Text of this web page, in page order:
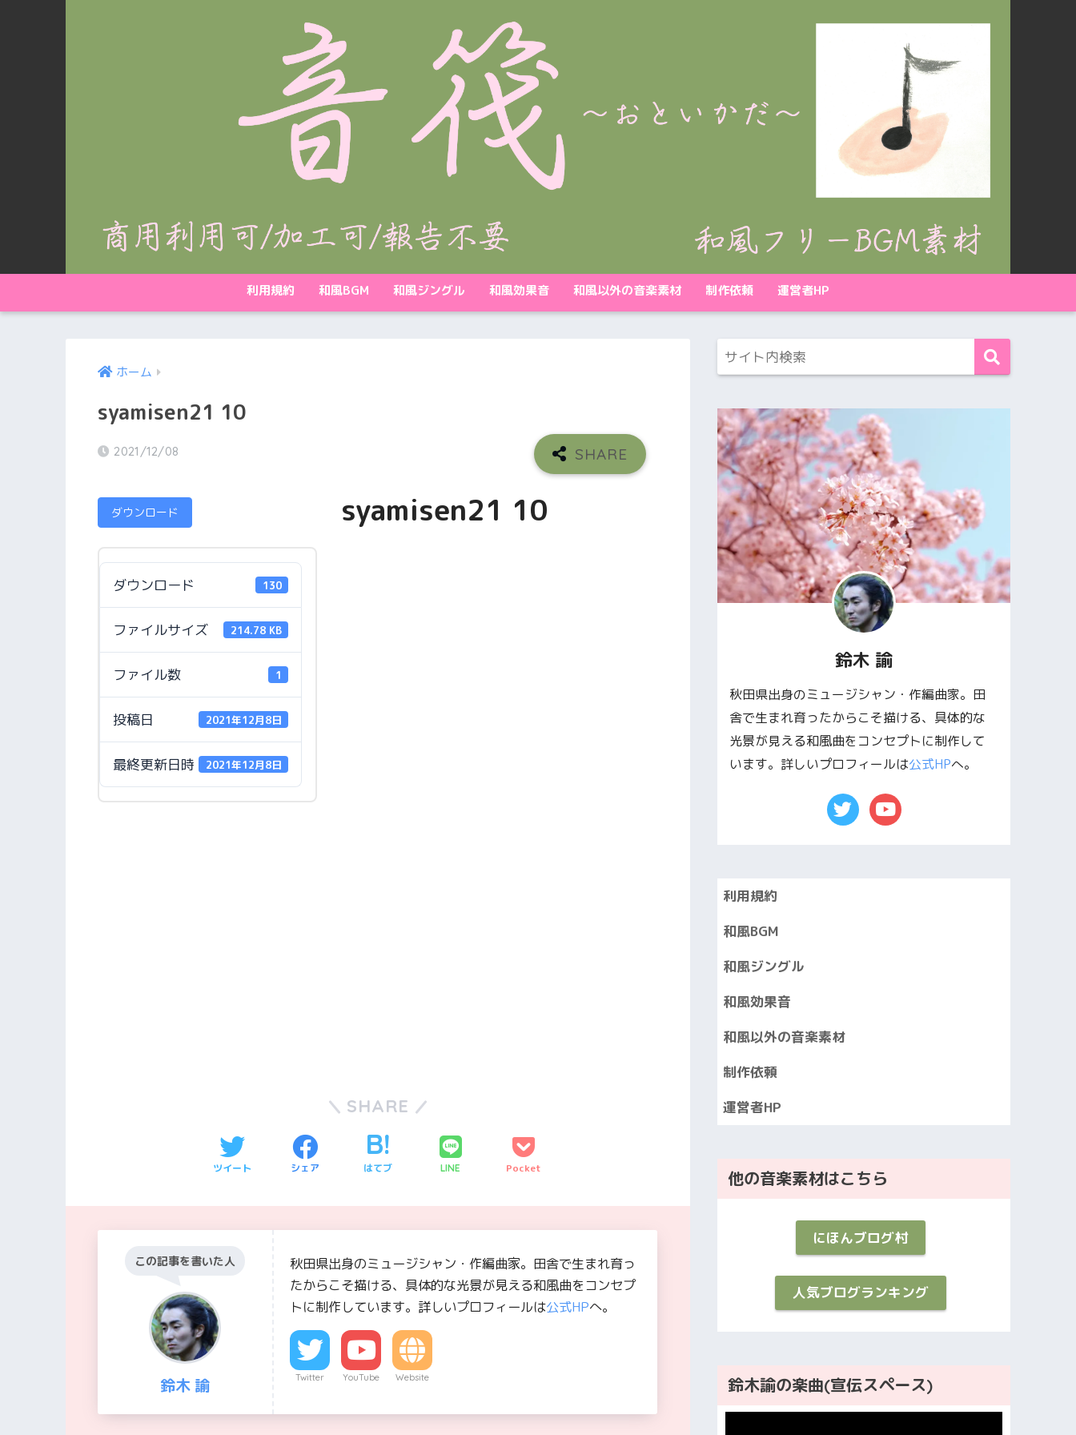
利用規約 和風BGM 和風ジングル 和風効果音 和風以外の音楽素材 制作依頼 運営者HP
ホーム
syamisen21 10
2021/12/08
ダウンロード
ダウンロード 130
ファイルサイズ 214.78 KB
ファイル数 1
投稿日 2021年12月8日
最終更新日時 2021年12月8日
syamisen21 10
SHARE
ツイート シェア はてブ LINE Pocket
この記事を書いた人
鈴木 諭
秋田県出身のミュージシャン・作編曲家。田舎で生まれ育っ
たからこそ描ける、具体的な光景が見える和風曲をコンセプ
トに制作しています。詳しいプロフィールは公式HPへ。
Twitter YouTube Website
鈴木 諭
秋田県出身のミュージシャン・作編曲家。田
舎で生まれ育ったからこそ描ける、具体的な
光景が見える和風曲をコンセプトに制作して
います。詳しいプロフィールは公式HPへ。
利用規約
和風BGM
和風ジングル
和風効果音
和風以外の音楽素材
制作依頼
運営者HP
他の音楽素材はこちら
にほんブログ村
人気ブログランキング
鈴木諭の楽曲(宣伝スペース)